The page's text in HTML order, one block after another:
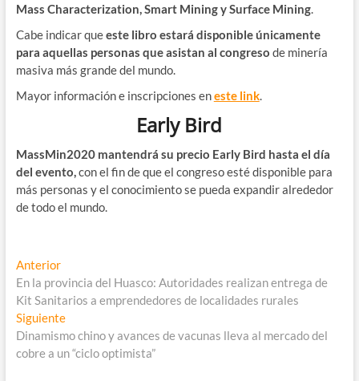
Mass Characterization, Smart Mining y Surface Mining.
Cabe indicar queeste libro estará disponible únicamente
para aquellas personas que asistan al congreso de minería
masiva más grande del mundo.
Mayor información e inscripciones eneste link.
Early Bird
MassMin2020 mantendrá su precio Early Bird hasta el día
del evento,con el fin de que el congreso esté disponible para
más personas y el conocimiento se pueda expandir alrededor
de todo el mundo.
Navegación
de
entradas
AnteriorEntrada
anterior:
En la provincia del Huasco: Autoridades realizan entrega de
Kit Sanitarios a emprendedores de localidades rurales
SiguienteEntrada
siguiente:
Dinamismo chino y avances de vacunas lleva al mercado del
cobre a un “ciclo optimista”